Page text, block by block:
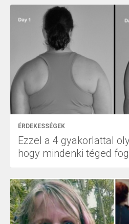
ÉRDEKESSÉGEK
Ezzel a 4 gyakorlattal
hogy mindenki téged